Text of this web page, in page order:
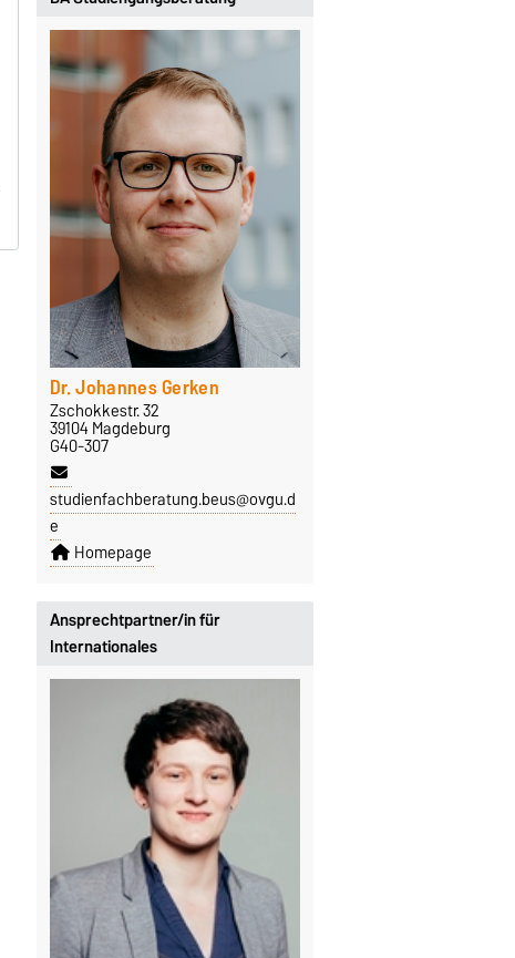
Dr. Johannes Gerken
Zschokkestr. 32
39104 Magdeburg
G40-307
studienfachberatung.beus@ovgu.d
e
Homepage
Ansprechtpartner/in für
Internationales